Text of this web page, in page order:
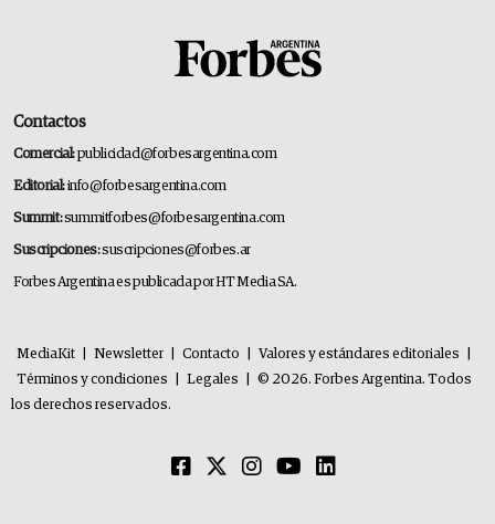
Contactos
Comercial:publicidad@forbesargentina.com
Editorial:info@forbesargentina.com
Summit:summitforbes@forbesargentina.com
Suscripciones:suscripciones@forbes.ar
Forbes Argentina es publicada por HT Media SA.
MediaKit Newsletter Contacto Valores y estándares editoriales
Términos y condiciones
Legales
© 2026. Forbes Argentina. Todos
los derechos reservados.